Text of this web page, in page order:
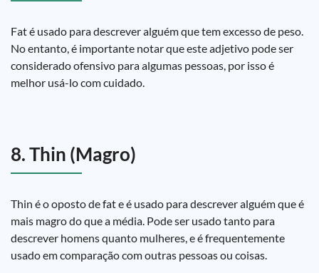
Fat é usado para descrever alguém que tem excesso de peso.
No entanto, é importante notar que este adjetivo pode ser
considerado ofensivo para algumas pessoas, por isso é
melhor usá-lo com cuidado.
8. Thin (Magro)
Thin é o oposto de fat e é usado para descrever alguém que é
mais magro do que a média. Pode ser usado tanto para
descrever homens quanto mulheres, e é frequentemente
usado em comparação com outras pessoas ou coisas.